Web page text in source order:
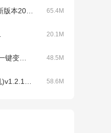
65.4M
20.1M
48.5M
58.6M